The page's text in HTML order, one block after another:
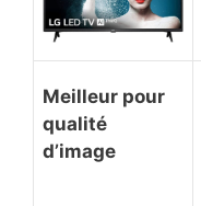
Meilleur pour
qualité
d’image